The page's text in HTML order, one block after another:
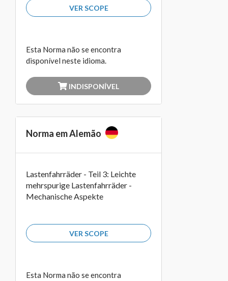
VER SCOPE
Esta Norma não se encontra
disponível neste idioma.
INDISPONÍVEL
Norma em Alemão
Lastenfahrräder - Teil 3: Leichte
mehrspurige Lastenfahrräder -
Mechanische Aspekte
VER SCOPE
Esta Norma não se encontra